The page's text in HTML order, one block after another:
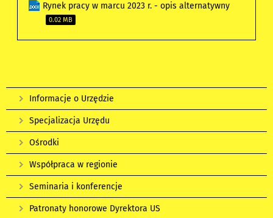
Rynek pracy w marcu 2023 r. - opis alternatywny
0.02 MB
Informacje o Urzędzie
Specjalizacja Urzędu
Ośrodki
Współpraca w regionie
Seminaria i konferencje
Patronaty honorowe Dyrektora US